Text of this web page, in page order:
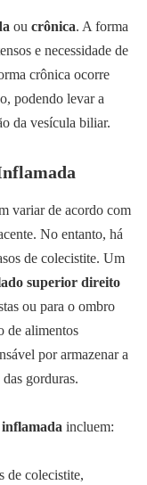
ou crônica. A forma
e necessidade de
crônica ocorre
podendo levar a
da vesícula biliar.
variar de acordo com
No entanto, há
de colecistite. Um
superior direito
ou para o ombro
de alimentos
por armazenar a
gorduras.
inflamada incluem:
de colecistite,